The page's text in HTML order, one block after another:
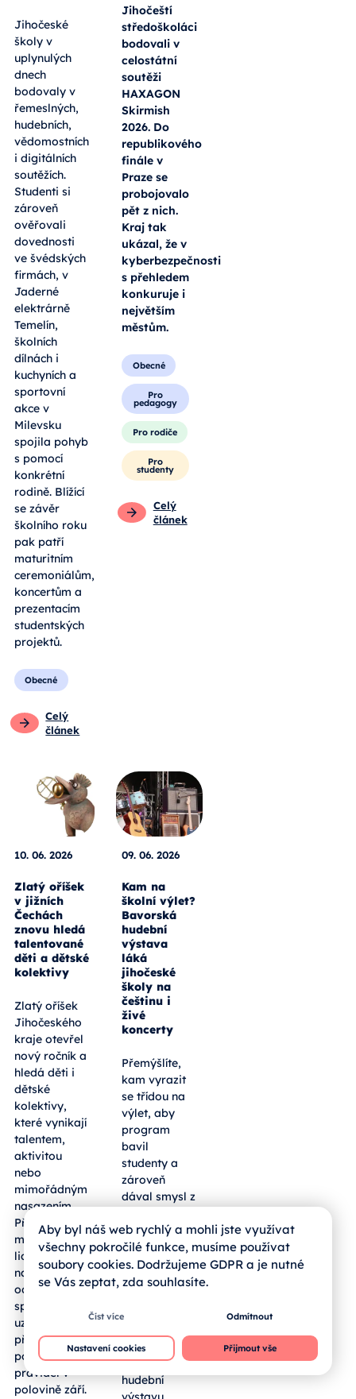
Jihočeské
školy v
uplynulých
dnech
bodovaly v
řemeslných,
hudebních,
vědomostních
i digitálních
soutěžích.
Studenti si
zároveň
ověřovali
dovednosti
ve švédských
firmách, v
Jaderné
elektrárně
Temelín,
školních
dílnách i
kuchyních a
sportovní
akce v
Milevsku
spojila pohyb
s pomocí
konkrétní
rodině. Blížící
se závěr
školního roku
pak patří
maturitním
ceremoniálům,
koncertům a
prezentacím
studentských
projektů.
Obecné
Celý
článek
Jihočeští
středoškoláci
bodovali v
celostátní
soutěži
HAXAGON
Skirmish
2026. Do
republikového
finále v
Praze se
probojovalo
pět z nich.
Kraj tak
ukázal, že v
kyberbezpečnosti
s přehledem
konkuruje i
největším
městům.
Obecné
Pro
pedagogy
Pro rodiče
Pro
studenty
Celý
článek
10. 06. 2026
Zlatý oříšek
v jižních
Čechách
znovu hledá
talentované
děti a dětské
kolektivy
Zlatý oříšek
Jihočeského
kraje otevřel
nový ročník a
hledá děti i
dětské
kolektivy,
které vynikají
talentem,
aktivitou
nebo
mimořádným
nasazením.
Přihlásit se
mohou mladí
lidé z regionu
napříč obory
od umění po
sport,
uzávěrka
přihlášek je
podle
pravidel v
polovině září.
09. 06. 2026
Kam na
školní výlet?
Bavorská
hudební
výstava
láká
jihočeské
školy na
češtinu i
živé
koncerty
Přemýšlíte,
kam vyrazit
se třídou na
výlet, aby
program
bavil
studenty a
zároveň
dával smysl z
výuky?
Sousední
bavorský
okres
Grafenau
rozsáhlou
Zemskou
hudební
Aby byl náš web rychlý a mohli jste využívat
všechny pokročilé funkce, musíme používat
soubory cookies. Dodržujeme GDPR a je nutné
se Vás zeptat, zda souhlasíte.
Číst více Odmítnout
Nastavení cookies Přijmout vše